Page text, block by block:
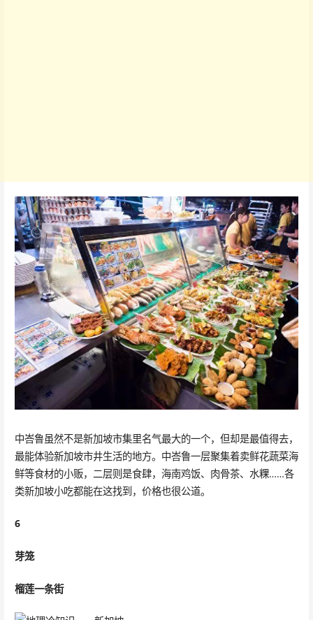
中峇鲁虽然不是新加坡市集里名气最大的一个，但却是最值得去，
最能体验新加坡市井生活的地方。中峇鲁一层聚集着卖鲜花蔬菜海
鲜等食材的小贩，二层则是食肆，海南鸡饭、肉骨茶、水粿……各
类新加坡小吃都能在这找到，价格也很公道。
6
芽笼
榴莲一条街